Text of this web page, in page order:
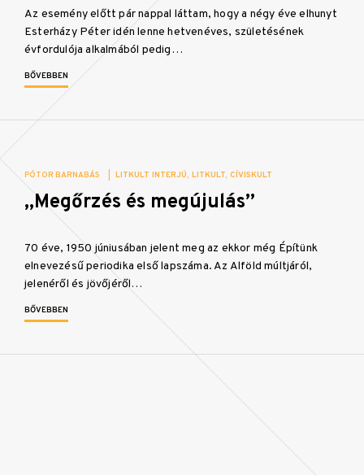
Az esemény előtt pár nappal láttam, hogy a négy éve elhunyt
Esterházy Péter idén lenne hetvenéves, születésének
évfordulója alkalmából pedig…
BŐVEBBEN
PÓTOR BARNABÁS LITKULT INTERJÚ LITKULT CÍVISKULT
„Megőrzés és megújulás”
70 éve, 1950 júniusában jelent meg az ekkor még Építünk
elnevezésű periodika első lapszáma. Az Alföld múltjáról,
jelenéről és jövőjéről…
BŐVEBBEN